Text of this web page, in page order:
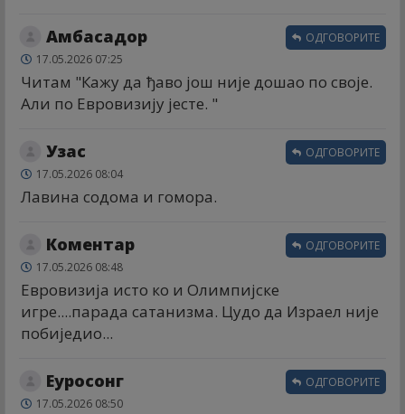
Амбасадор
17.05.2026 07:25
Читам "Кажу да ђаво још није дошао по своје.
Али по Евровизију јесте. "
ОДГОВОРИТЕ
Узас
17.05.2026 08:04
Лавина содома и гомора.
ОДГОВОРИТЕ
Коментар
17.05.2026 08:48
Евровизија исто ко и Олимпијске
игре....парада сатанизма. Цудо да Израел није
побиједио...
ОДГОВОРИТЕ
Еуросонг
17.05.2026 08:50
ОДГОВОРИТЕ